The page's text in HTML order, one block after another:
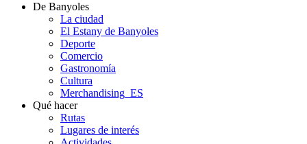
De Banyoles
La ciudad
El Estany de Banyoles
Deporte
Comercio
Gastronomía
Cultura
Merchandising_ES
Qué hacer
Rutas
Lugares de interés